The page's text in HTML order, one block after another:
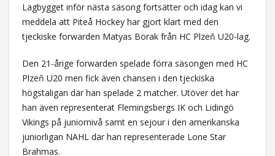
Lagbygget inför nästa säsong fortsätter och idag kan vi
meddela att Piteå Hockey har gjort klart med den
tjeckiske forwarden Matyas Borak från HC Plzeň U20-lag.
Den 21-årige forwarden spelade förra säsongen med HC
Plzeň U20 men fick även chansen i den tjeckiska
högstaligan där han spelade 2 matcher. Utöver det har
han även representerat Flemingsbergs IK och Lidingö
Vikings på juniornivå samt en sejour i den amerikanska
juniorligan NAHL där han representerade Lone Star
Brahmas.